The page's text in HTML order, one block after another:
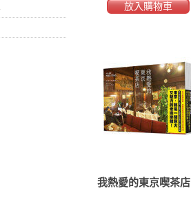
放入購物車
我熱愛的東京喫茶店